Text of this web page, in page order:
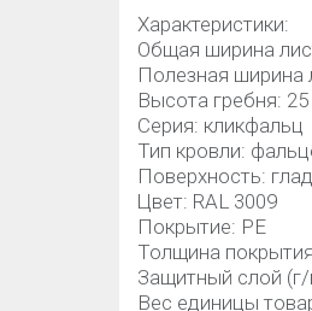
Характеристики:
Общая ширина
Полезная ширина
Высота гребня:
Серия: кликфальц
Тип кровли:
Поверхность:
Цвет: RAL 3009
Покрытие: PE
Толщина
Защитный слой
Вес единицы